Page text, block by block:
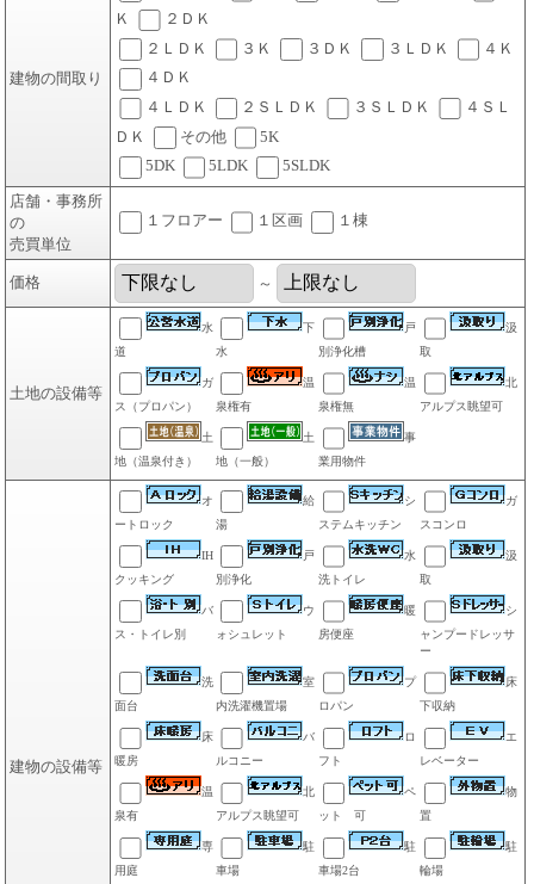
建物の間取り
Ｋ
２ＤＫ
２ＬＤＫ
３Ｋ ３ＤＫ ３ＬＤＫ
４Ｋ
４ＤＫ
４ＬＤＫ
２ＳＬＤＫ ３ＳＬＤＫ
４ＳＬ
ＤＫ
その他
5K
5DK
5LDK
5SLDK
店舗・事務所
の
売買単位
１フロアー １区画 １棟
価格 ～
土地の設備等
水
道
下
水
戸
別浄化槽
汲
取
ガ
ス（プロパン）
温
泉権有
温
泉権無
北
アルプス眺望可
土
地（温泉付き）
土
地（一般）
事
業用物件
建物の設備等
オ
ートロック
給
湯
シ
ステムキッチン
ガ
スコンロ
IH
クッキング
戸
別浄化
水
洗トイレ
汲
取
バ
ス・トイレ別
ウ
ォシュレット
暖
房便座
シ
ャンプードレッサ
ー
洗
面台
室
内洗濯機置場
プ
ロパン
床
下収納
床
暖房
バ
ルコニー
ロ
フト
エ
レベーター
温
泉有
北
アルプス眺望可
ペ
ット 可
物
置
専
用庭
駐
車場
駐
車場2台
駐
輪場